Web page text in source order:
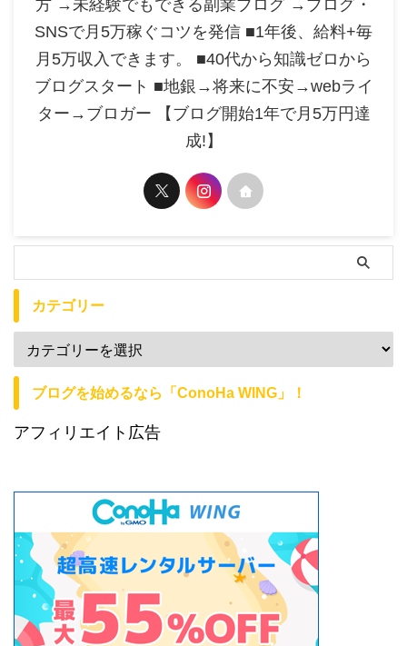
方 →未経験でもできる副業ブログ →ブログ・
SNSで月5万稼ぐコツを発信 ■1年後、給料+毎
月5万収入できます。 ■40代から知識ゼロから
ブログスタート ■地銀→将来に不安→webライ
ター→ブロガー 【ブログ開始1年で月5万円達
成!】
カテゴリー
ブログを始めるなら「ConoHa WING」！
アフィリエイト広告